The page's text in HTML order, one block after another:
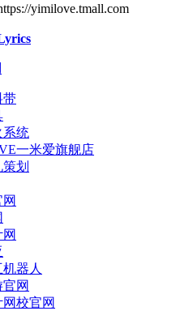
yimilove.tmall.com
带
系统
一米爱旗舰店
划
器人
网
校官网